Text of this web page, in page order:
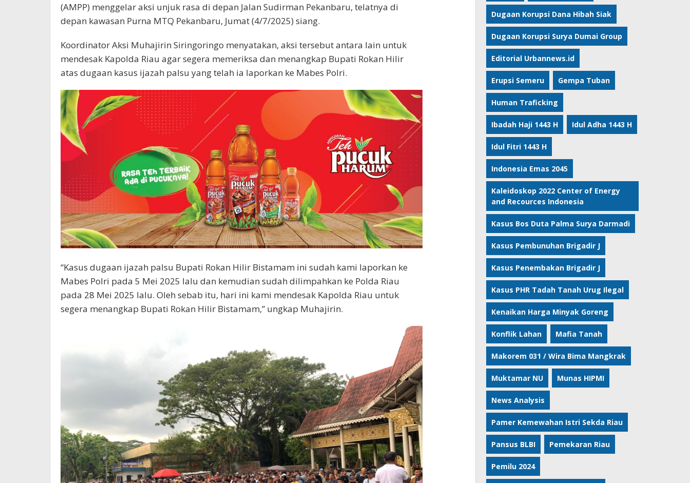
(AMPP) menggelar aksi unjuk rasa di depan Jalan Sudirman Pekanbaru, telatnya di
depan kawasan Purna MTQ Pekanbaru, Jumat (4/7/2025) siang.
Koordinator Aksi Muhajirin Siringoringo menyatakan, aksi tersebut antara lain untuk
mendesak Kapolda Riau agar segera memeriksa dan menangkap Bupati Rokan Hilir
atas dugaan kasus ijazah palsu yang telah ia laporkan ke Mabes Polri.
“Kasus dugaan ijazah palsu Bupati Rokan Hilir Bistamam ini sudah kami laporkan ke
Mabes Polri pada 5 Mei 2025 lalu dan kemudian sudah dilimpahkan ke Polda Riau
pada 28 Mei 2025 lalu. Oleh sebab itu, hari ini kami mendesak Kapolda Riau untuk
segera menangkap Bupati Rokan Hilir Bistamam,” ungkap Muhajirin.
Dugaan Korupsi Dana Hibah Siak
Dugaan Korupsi Surya Dumai Group
Editorial Urbannews.id
Erupsi Semeru Gempa Tuban
Human Traficking
Ibadah Haji 1443 H Idul Adha 1443 H
Idul Fitri 1443 H
Indonesia Emas 2045
Kaleidoskop 2022 Center of Energy
and Recources Indonesia
Kasus Bos Duta Palma Surya Darmadi
Kasus Pembunuhan Brigadir J
Kasus Penembakan Brigadir J
Kasus PHR Tadah Tanah Urug Ilegal
Kenaikan Harga Minyak Goreng
Konflik Lahan Mafia Tanah
Makorem 031 / Wira Bima Mangkrak
Muktamar NU Munas HIPMI
News Analysis
Pamer Kemewahan Istri Sekda Riau
Pansus BLBI Pemekaran Riau
Pemilu 2024